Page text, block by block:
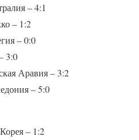
– 4:1
– 1:2
– 0:0
3:0
Аравия – 3:2
– 5:0
– 1:2